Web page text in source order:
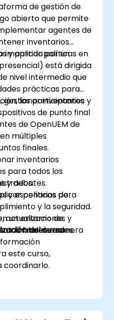
de gestión de
abierto que permite
agentes de
inventarios
y aplicar políticas en
impartida por un
está dirigida
nivel intermedio que
prácticas para
inventarios y
de punto final
los participantes
de OpenUEM de
múltiples
finales.
inventarios
para todos los
políticas para
y la seguridad.
actualizaciones y
finales de manera
y debates.
y escenarios de
un entorno de
finales reales.
del curso
este curso,